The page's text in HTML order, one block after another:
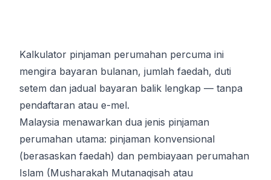
Kalkulator pinjaman perumahan percuma ini
mengira bayaran bulanan, jumlah faedah, duti
setem dan jadual bayaran balik lengkap — tanpa
pendaftaran atau e-mel.
Malaysia menawarkan dua jenis pinjaman
perumahan utama: pinjaman konvensional
(berasaskan faedah) dan pembiayaan perumahan
Islam (Musharakah Mutanaqisah atau